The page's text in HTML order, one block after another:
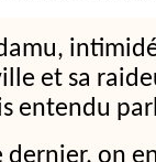
et sa
entendu
dernier, on